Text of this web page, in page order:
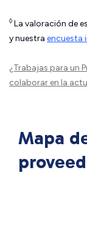
◊ La valoración de
y nuestra encuesta
¿Trabajas para un
colaborar en la
Mapa